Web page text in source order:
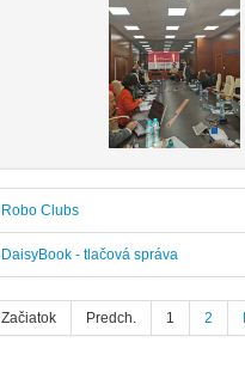
Robo Clubs
DaisyBook - tlačová správa
Začiatok Predch. 1 2